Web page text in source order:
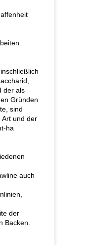
der als
Gründen
sind
Art und der
ha
auch
der
Backen.